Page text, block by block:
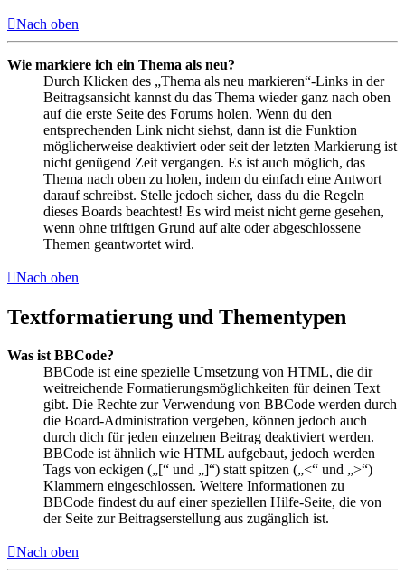
Nach oben
Wie markiere ich ein Thema als neu?
Durch Klicken des „Thema als neu markieren“-Links in der
Beitragsansicht kannst du das Thema wieder ganz nach oben
auf die erste Seite des Forums holen. Wenn du den
entsprechenden Link nicht siehst, dann ist die Funktion
möglicherweise deaktiviert oder seit der letzten Markierung ist
nicht genügend Zeit vergangen. Es ist auch möglich, das
Thema nach oben zu holen, indem du einfach eine Antwort
darauf schreibst. Stelle jedoch sicher, dass du die Regeln
dieses Boards beachtest! Es wird meist nicht gerne gesehen,
wenn ohne triftigen Grund auf alte oder abgeschlossene
Themen geantwortet wird.
Nach oben
Textformatierung und Thementypen
Was ist BBCode?
BBCode ist eine spezielle Umsetzung von HTML, die dir
weitreichende Formatierungsmöglichkeiten für deinen Text
gibt. Die Rechte zur Verwendung von BBCode werden durch
die Board-Administration vergeben, können jedoch auch
durch dich für jeden einzelnen Beitrag deaktiviert werden.
BBCode ist ähnlich wie HTML aufgebaut, jedoch werden
Tags von eckigen („[“ und „]“) statt spitzen („<“ und „>“)
Klammern eingeschlossen. Weitere Informationen zu
BBCode findest du auf einer speziellen Hilfe-Seite, die von
der Seite zur Beitragserstellung aus zugänglich ist.
Nach oben